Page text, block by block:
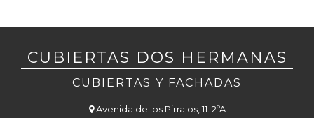
CUBIERTAS DOS HERMANAS
CUBIERTAS Y FACHADAS
Avenida de los Pirralos, 11. 2ºA